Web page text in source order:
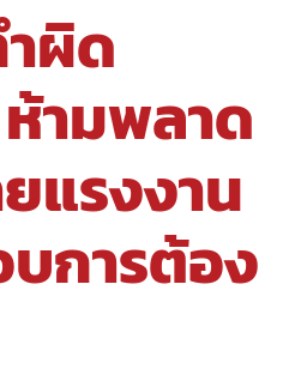
ผิด
ามพลาด
แรงงาน
การต้อง